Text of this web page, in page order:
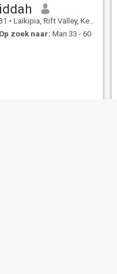
• Laikipia, Rift Valley, Kenya
zoek naar: Man 33 - 60